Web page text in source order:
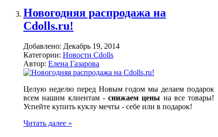
Новогодняя распродажа на
Cdolls.ru!
Добавлено: Декабрь 19, 2014
Категории: Новости Cdolls
Автор: Елена Газарова
Целую неделю перед Новым годом мы делаем подарок
всем нашим клиентам - снижаем цены на все товары!
Успейте купить куклу мечты - себе или в подарок!
Читать далее »